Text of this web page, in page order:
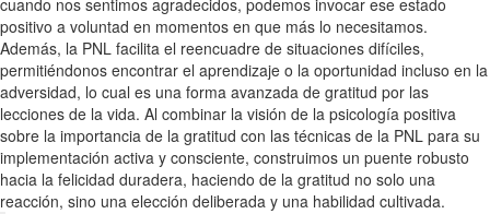
cuando nos sentimos agradecidos, podemos invocar ese estado
positivo a voluntad en momentos en que más lo necesitamos.
Además, la PNL facilita el reencuadre de situaciones difíciles,
permitiéndonos encontrar el aprendizaje o la oportunidad incluso en la
adversidad, lo cual es una forma avanzada de gratitud por las
lecciones de la vida. Al combinar la visión de la psicología positiva
sobre la importancia de la gratitud con las técnicas de la PNL para su
implementación activa y consciente, construimos un puente robusto
hacia la felicidad duradera, haciendo de la gratitud no solo una
reacción, sino una elección deliberada y una habilidad cultivada.